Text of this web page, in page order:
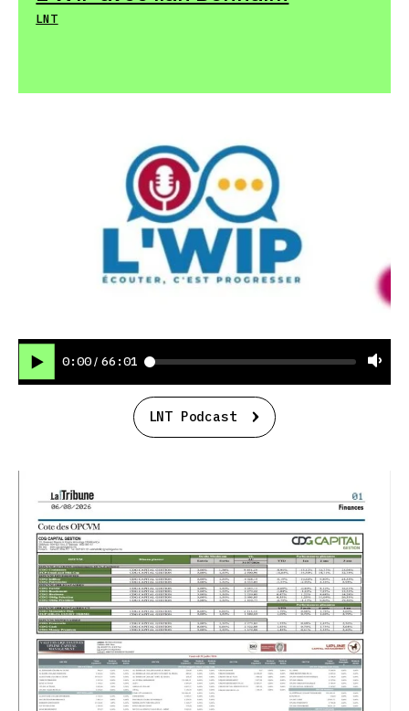
LNT
0:00 / 66:01
LNT Podcast